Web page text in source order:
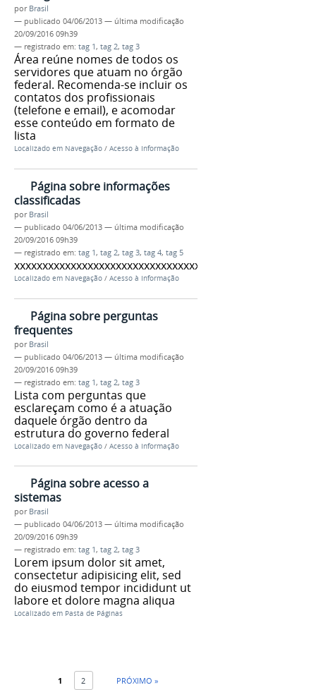
por Brasil
— publicado 04/06/2013 — última modificação
20/09/2016 09h39
— registrado em: tag 1, tag 2, tag 3
Área reúne nomes de todos os
servidores que atuam no órgão
federal. Recomenda-se incluir os
contatos dos profissionais
(telefone e email), e acomodar
esse conteúdo em formato de
lista
Localizado em Navegação / Acesso à Informação
Página sobre informações
classificadas
por Brasil
— publicado 04/06/2013 — última modificação
20/09/2016 09h39
— registrado em: tag 1, tag 2, tag 3, tag 4, tag 5
xxxxxxxxxxxxxxxxxxxxxxxxxxxxxxxxxxxx
Localizado em Navegação / Acesso à Informação
Página sobre perguntas
frequentes
por Brasil
— publicado 04/06/2013 — última modificação
20/09/2016 09h39
— registrado em: tag 1, tag 2, tag 3
Lista com perguntas que
esclareçam como é a atuação
daquele órgão dentro da
estrutura do governo federal
Localizado em Navegação / Acesso à Informação
Página sobre acesso a
sistemas
por Brasil
— publicado 04/06/2013 — última modificação
20/09/2016 09h39
— registrado em: tag 1, tag 2, tag 3
Lorem ipsum dolor sit amet,
consectetur adipisicing elit, sed
do eiusmod tempor incididunt ut
labore et dolore magna aliqua
Localizado em Pasta de Páginas
1 2 PRÓXIMO »